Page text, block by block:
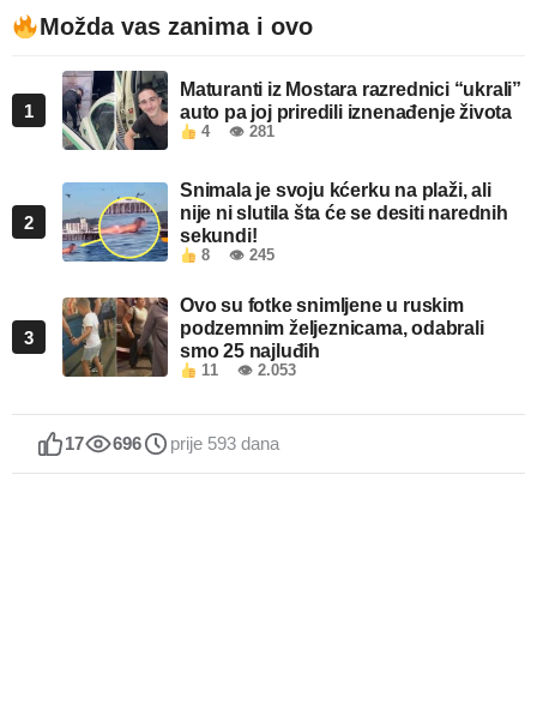
Možda vas zanima i ovo
1
Maturanti iz Mostara razrednici “ukrali”
auto pa joj priredili iznenađenje života
4 👁 281
2
Snimala je svoju kćerku na plaži, ali
nije ni slutila šta će se desiti narednih
sekundi!
8 👁 245
3
Ovo su fotke snimljene u ruskim
podzemnim željeznicama, odabrali
smo 25 najluđih
11 👁 2.053
17 696 prije 593 dana